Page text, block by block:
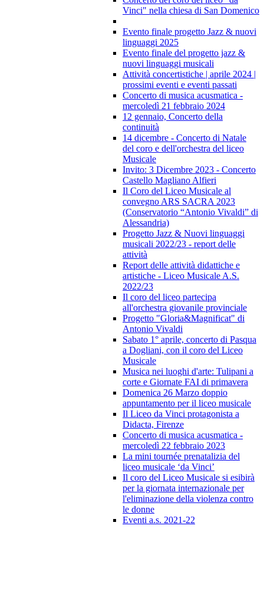
Vinci" nella chiesa di San Domenico
Evento finale progetto Jazz & nuovi
linguaggi 2025
Evento finale del progetto jazz &
nuovi linguaggi musicali
Attività concertistiche | aprile 2024 |
prossimi eventi e eventi passati
Concerto di musica acusmatica -
mercoledì 21 febbraio 2024
12 gennaio, Concerto della
continuità
14 dicembre - Concerto di Natale
del coro e dell'orchestra del liceo
Musicale
Invito: 3 Dicembre 2023 - Concerto
Castello Magliano Alfieri
Il Coro del Liceo Musicale al
convegno ARS SACRA 2023
(Conservatorio “Antonio Vivaldi” di
Alessandria)
Progetto Jazz & Nuovi linguaggi
musicali 2022/23 - report delle
attività
Report delle attività didattiche e
artistiche - Liceo Musicale A.S.
2022/23
Il coro del liceo partecipa
all'orchestra giovanile provinciale
Progetto "Gloria&Magnificat" di
Antonio Vivaldi
Sabato 1° aprile, concerto di Pasqua
a Dogliani, con il coro del Liceo
Musicale
Musica nei luoghi d'arte: Tulipani a
corte e Giornate FAI di primavera
Domenica 26 Marzo doppio
appuntamento per il liceo musicale
Il Liceo da Vinci protagonista a
Didacta, Firenze
Concerto di musica acusmatica -
mercoledì 22 febbraio 2023
La mini tournée prenatalizia del
liceo musicale ‘da Vinci’
Il coro del Liceo Musicale si esibirà
per la giornata internazionale per
l'eliminazione della violenza contro
le donne
Eventi a.s. 2021-22